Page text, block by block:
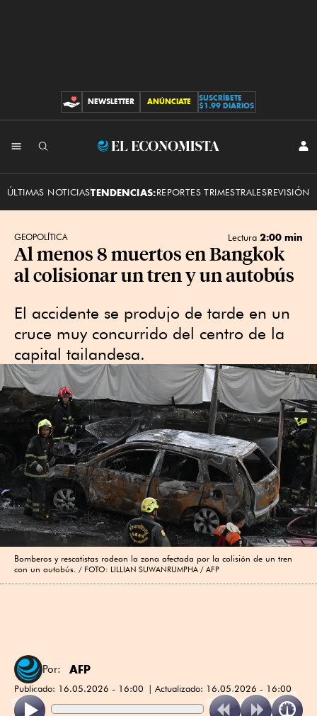
CONTRIBUCIONES
NEWSLETTER ANÚNCIATE
SUSCRÍBETE
$1.99 DIARIOS
El
ÚLTIMAS NOTICIASTENDENCIAS:REPORTES TRIMESTRALESREVISIÓN
GEOPOLÍTICA Lectura 2:00 min
Al menos 8 muertos en Bangkok
al colisionar un tren y un autobús
El accidente se produjo de tarde en un
cruce muy concurrido del centro de la
capital tailandesa.
Bomberos y rescatistas rodean la zona afectada por la colisión de un tren
con un autobús.
FOTO: LILLIAN SUWANRUMPHA / AFP
Por: AFP
Publicado: 16.05.2026 - 16:00 Actualizado: 16.05.2026 - 16:00